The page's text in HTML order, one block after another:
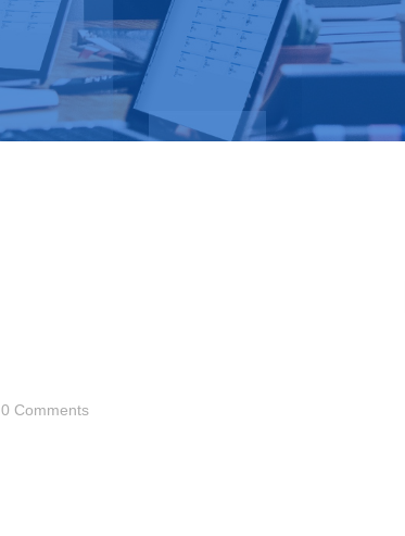
0 Comments